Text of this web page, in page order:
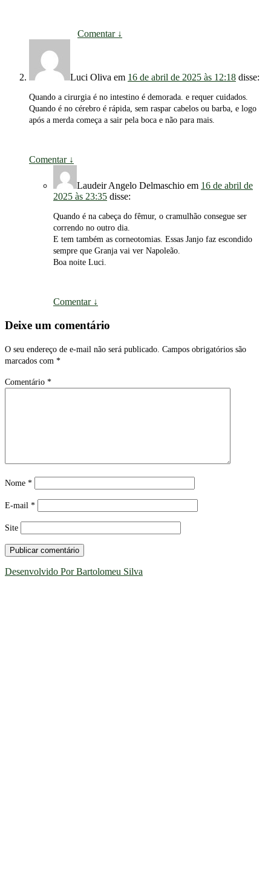
Comentar ↓
Luci Oliva em 16 de abril de 2025 às 12:18 disse:
Quando a cirurgia é no intestino é demorada. e requer cuidados.
Quando é no cérebro é rápida, sem raspar cabelos ou barba, e logo
após a merda começa a sair pela boca e não para mais.
Comentar ↓
Laudeir Angelo Delmaschio em 16 de abril de
2025 às 23:35 disse:
Quando é na cabeça do fêmur, o cramulhão consegue ser
correndo no outro dia.
E tem também as corneotomias. Essas Janjo faz escondido
sempre que Granja vai ver Napoleão.
Boa noite Luci.
Comentar ↓
Deixe um comentário
O seu endereço de e-mail não será publicado. Campos obrigatórios são
marcados com *
Comentário *
Nome *
E-mail *
Site
Desenvolvido Por Bartolomeu Silva